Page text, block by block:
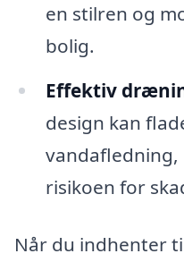
en stilren og
bolig.
Effektiv
design kan
risikoen for
Når du indhenter